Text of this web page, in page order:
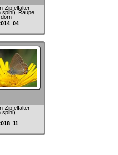
Zipfelfalter
spini), Raupe
Zipfelfalter
spini)